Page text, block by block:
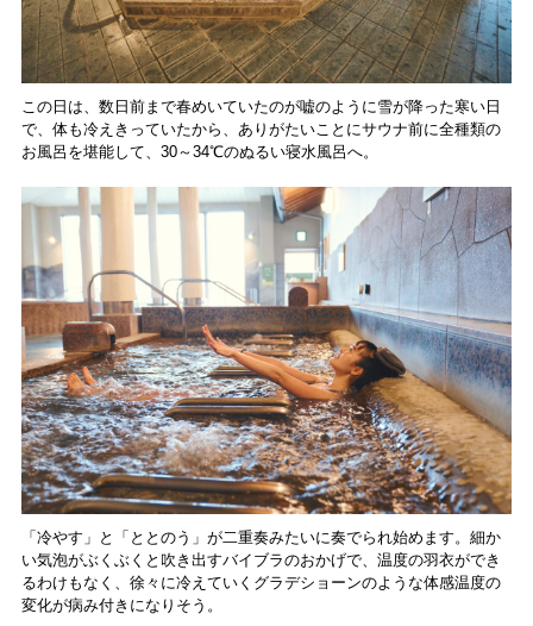
この日は、数日前まで春めいていたのが嘘のように雪が降った寒い日
で、体も冷えきっていたから、ありがたいことにサウナ前に全種類の
お風呂を堪能して、30～34℃のぬるい寝水風呂へ。
「冷やす」と「ととのう」が二重奏みたいに奏でられ始めます。細か
い気泡がぶくぶくと吹き出すバイブラのおかげで、温度の羽衣ができ
るわけもなく、徐々に冷えていくグラデショーンのような体感温度の
変化が病み付きになりそう。